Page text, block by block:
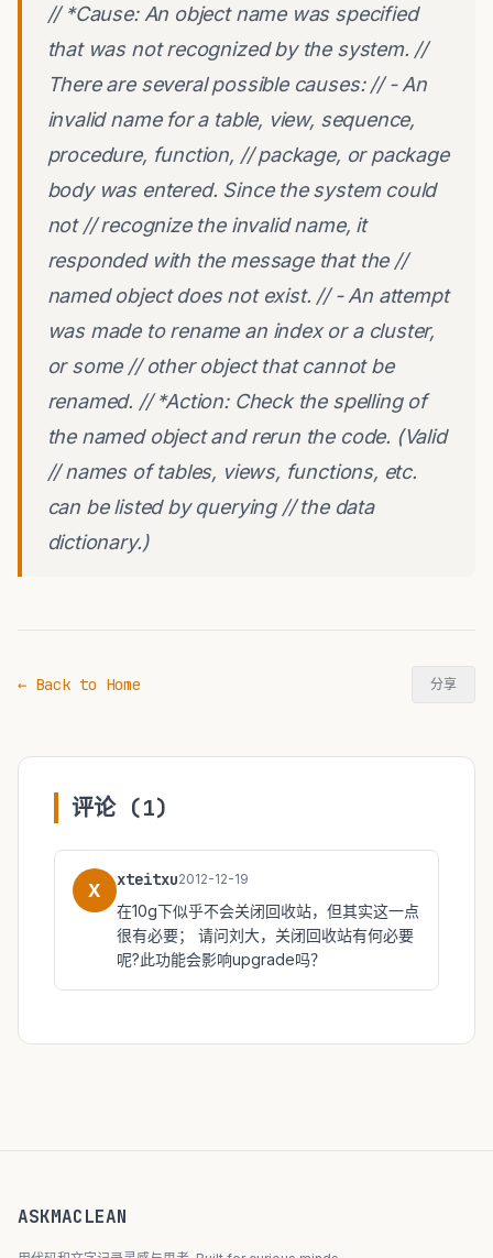
// *Cause: An object name was specified
that was not recognized by the system. //
There are several possible causes: // - An
invalid name for a table, view, sequence,
procedure, function, // package, or package
body was entered. Since the system could
not // recognize the invalid name, it
responded with the message that the //
named object does not exist. // - An attempt
was made to rename an index or a cluster,
or some // other object that cannot be
renamed. // *Action: Check the spelling of
the named object and rerun the code. (Valid
// names of tables, views, functions, etc.
can be listed by querying // the data
dictionary.)
← Back to Home 分享
评论 (1)
X xteitxu2012-12-19
在10g下似乎不会关闭回收站，但其实这一点
很有必要； 请问刘大，关闭回收站有何必要
呢?此功能会影响upgrade吗？
ASKMACLEAN